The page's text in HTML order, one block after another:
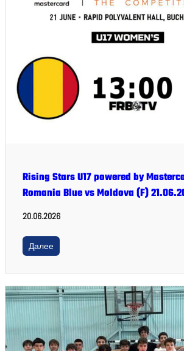
Rising Stars U17 powered by
Romania Blue vs Moldova (F)
20.06.2026
Далее